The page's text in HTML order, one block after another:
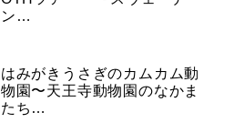
ン…
はみがきうさぎのカムカム動
物園〜天王寺動物園のなかま
たち…